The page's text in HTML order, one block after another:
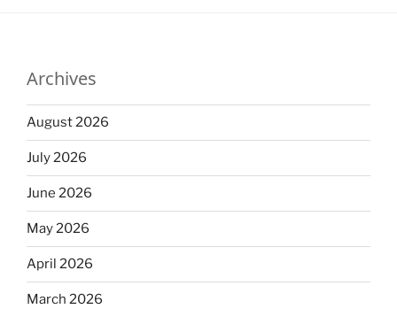
Archives
August 2026
July 2026
June 2026
May 2026
April 2026
March 2026